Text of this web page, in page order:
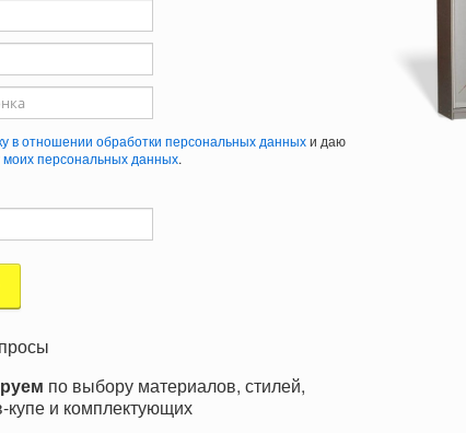
в отношении обработки персональных данныхи даю
моих персональных данных.
по выбору материалов, стилей,
и комплектующих